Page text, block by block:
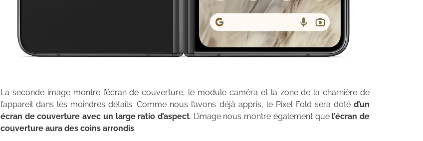
La seconde image montre l’écran de couverture, le module caméra et la zone de la charnière de
l’appareil dans les moindres détails. Comme nous l’avons déjà appris, le Pixel Fold sera doté d’un
écran de couverture avec un large ratio d’aspect. L’image nous montre également que l’écran de
couverture aura des coins arrondis.